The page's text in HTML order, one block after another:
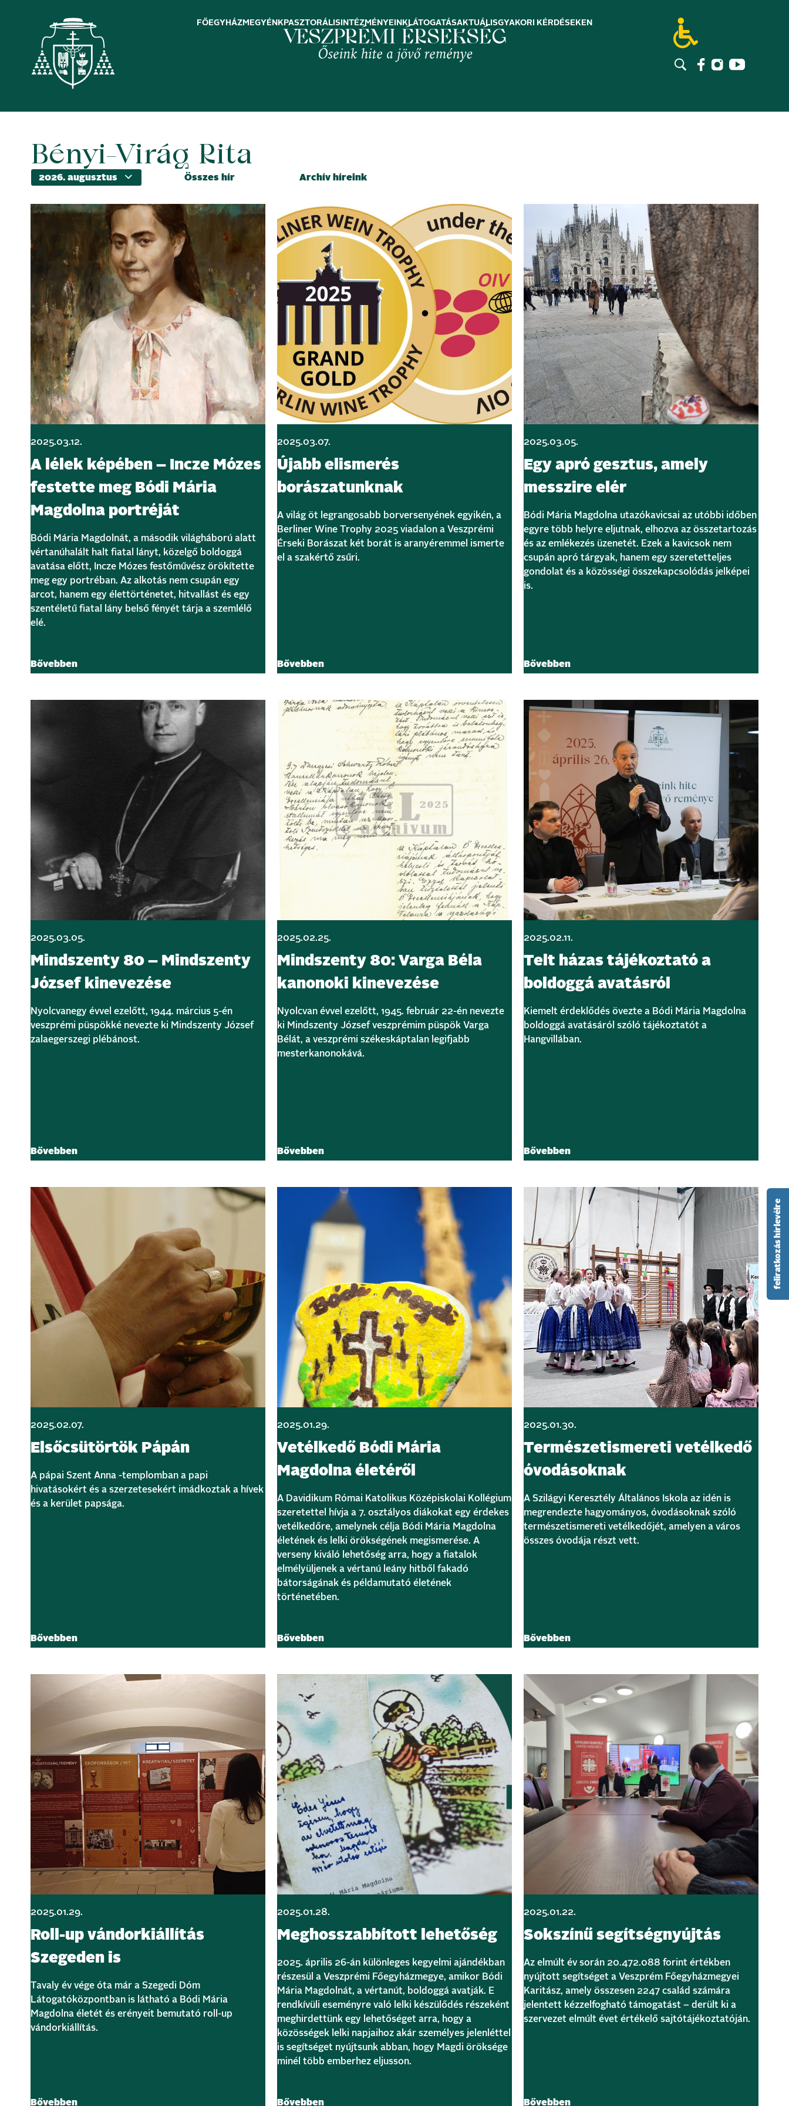
content
FŐEGYHÁZMEGYÉNK PASZTORÁLIS INTÉZMÉNYEINK LÁTOGATÁSAKTUÁLISGYAKORI KÉRDÉSEK EN
Bényi-Virág Rita
Összes hír Archív híreink
2025.03.12.
A lélek képében – Incze Mózes
festette meg Bódi Mária
Magdolna portréját
Bódi Mária Magdolnát, a második világháború alatt
vértanúhalált halt fiatal lányt, közelgő boldoggá
avatása előtt, Incze Mózes festőművész örökítette
meg egy portréban. Az alkotás nem csupán egy
arcot, hanem egy élettörténetet, hitvallást és egy
szentéletű fiatal lány belső fényét tárja a szemlélő
elé.
Bővebben
2025.03.07.
Újabb elismerés
borászatunknak
A világ öt legrangosabb borversenyének egyikén, a
Berliner Wine Trophy 2025 viadalon a Veszprémi
Érseki Borászat két borát is aranyéremmel ismerte
el a szakértő zsűri.
Bővebben
2025.03.05.
Egy apró gesztus, amely
messzire elér
Bódi Mária Magdolna utazókavicsai az utóbbi időben
egyre több helyre eljutnak, elhozva az összetartozás
és az emlékezés üzenetét. Ezek a kavicsok nem
csupán apró tárgyak, hanem egy szeretetteljes
gondolat és a közösségi összekapcsolódás jelképei
is.
Bővebben
2025.03.05.
Mindszenty 80 – Mindszenty
József kinevezése
Nyolcvanegy évvel ezelőtt, 1944. március 5-én
veszprémi püspökké nevezte ki Mindszenty József
zalaegerszegi plébánost.
Bővebben
2025.02.25.
Mindszenty 80: Varga Béla
kanonoki kinevezése
Nyolcvan évvel ezelőtt, 1945. február 22-én nevezte
ki Mindszenty József veszprémim püspök Varga
Bélát, a veszprémi székeskáptalan legifjabb
mesterkanonokává.
Bővebben
2025.02.11.
Telt házas tájékoztató a
boldoggá avatásról
Kiemelt érdeklődés övezte a Bódi Mária Magdolna
boldoggá avatásáról szóló tájékoztatót a
Hangvillában.
Bővebben
2025.02.07.
Elsőcsütörtök Pápán
A pápai Szent Anna -templomban a papi
hivatásokért és a szerzetesekért imádkoztak a hívek
és a kerület papsága.
Bővebben
2025.01.29.
Vetélkedő Bódi Mária
Magdolna életéről
A Davidikum Római Katolikus Középiskolai Kollégium
szeretettel hívja a 7. osztályos diákokat egy érdekes
vetélkedőre, amelynek célja Bódi Mária Magdolna
életének és lelki örökségének megismerése. A
verseny kiváló lehetőség arra, hogy a fiatalok
elmélyüljenek a vértanú leány hitből fakadó
bátorságának és példamutató életének
történetében.
Bővebben
2025.01.30.
Természetismereti vetélkedő
óvodásoknak
A Szilágyi Keresztély Általános Iskola az idén is
megrendezte hagyományos, óvodásoknak szóló
természetismereti vetélkedőjét, amelyen a város
összes óvodája részt vett.
Bővebben
2025.01.29.
Roll-up vándorkiállítás
Szegeden is
Tavaly év vége óta már a Szegedi Dóm
Látogatóközpontban is látható a Bódi Mária
Magdolna életét és erényeit bemutató roll-up
vándorkiállítás.
Bővebben
2025.01.28.
Meghosszabbított lehetőség
2025. április 26-án különleges kegyelmi ajándékban
részesül a Veszprémi Főegyházmegye, amikor Bódi
Mária Magdolnát, a vértanút, boldoggá avatják. E
rendkívüli eseményre való lelki készülődés részeként
meghirdettünk egy lehetőséget arra, hogy a
közösségek lelki napjaihoz akár személyes jelenléttel
is segítséget nyújtsunk abban, hogy Magdi öröksége
minél több emberhez eljusson.
Bővebben
2025.01.22.
Sokszínű segítségnyújtás
Az elmúlt év során 20.472.088 forint értékben
nyújtott segítséget a Veszprém Főegyházmegyei
Karitász, amely összesen 2247 család számára
jelentett kézzelfogható támogatást – derült ki a
szervezet elmúlt évet értékelő sajtótájékoztatóján.
Bővebben
feliratkozás hírlevélre